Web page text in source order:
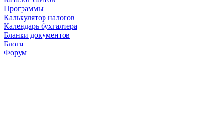
Программы
Калькулятор налогов
Календарь бухгалтера
Бланки документов
Блоги
Форум